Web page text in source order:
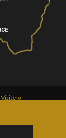
Visitero